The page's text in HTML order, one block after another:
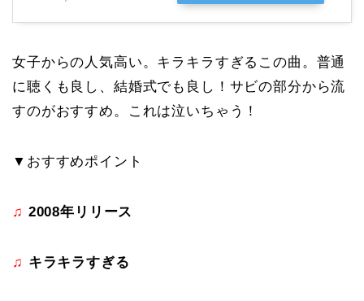
女子からの人気高い。キラキラすぎるこの曲。普通
に聴くも良し、結婚式でも良し！サビの部分から流
すのがおすすめ。これは泣いちゃう！
▼おすすめポイント
♫ 2008年リリース
♫ キラキラすぎる